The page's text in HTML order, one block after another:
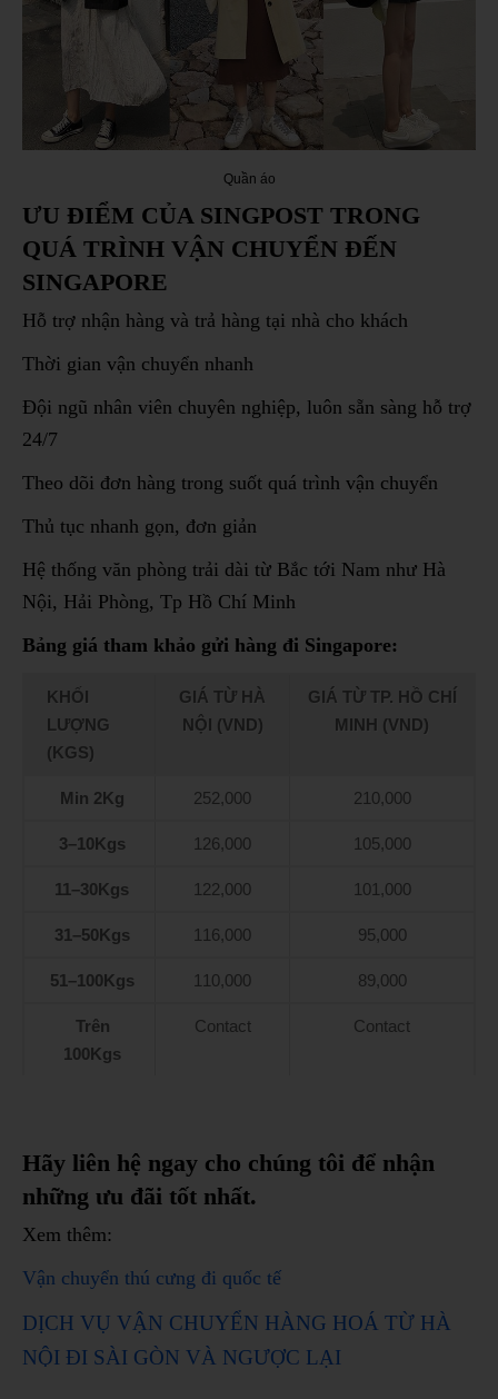
Quần áo
ƯU ĐIỂM CỦA SINGPOST TRONG
QUÁ TRÌNH VẬN CHUYỂN ĐẾN
SINGAPORE
Hỗ trợ nhận hàng và trả hàng tại nhà cho khách
Thời gian vận chuyển nhanh
Đội ngũ nhân viên chuyên nghiệp, luôn sẵn sàng hỗ trợ
24/7
Theo dõi đơn hàng trong suốt quá trình vận chuyển
Thủ tục nhanh gọn, đơn giản
Hệ thống văn phòng trải dài từ Bắc tới Nam như Hà
Nội, Hải Phòng, Tp Hồ Chí Minh
Bảng giá tham khảo gửi hàng đi Singapore:
KHỐI
LƯỢNG
(KGS)
GIÁ TỪ HÀ
NỘI (VND)
GIÁ TỪ TP. HỒ CHÍ
MINH (VND)
Min 2Kg 252,000 210,000
3–10Kgs 126,000 105,000
11–30Kgs 122,000 101,000
31–50Kgs 116,000 95,000
51–100Kgs 110,000 89,000
Trên
100Kgs
Contact Contact
Hãy liên hệ ngay cho chúng tôi để nhận
những ưu đãi tốt nhất.
Xem thêm:
Vận chuyển thú cưng đi quốc tế
DỊCH VỤ VẬN CHUYỂN HÀNG HOÁ TỪ HÀ
NỘI ĐI SÀI GÒN VÀ NGƯỢC LẠI